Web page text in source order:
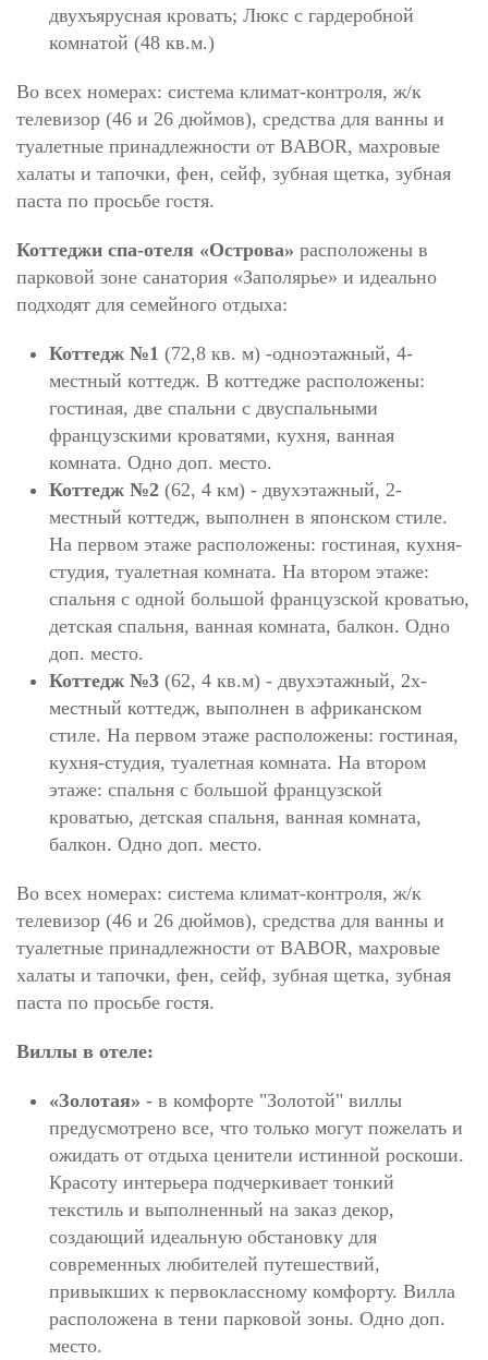
двухъярусная кровать; Люкс с гардеробной
комнатой (48 кв.м.)
Во всех номерах: система климат-контроля, ж/к
телевизор (46 и 26 дюймов), средства для ванны и
туалетные принадлежности от BABOR, махровые
халаты и тапочки, фен, сейф, зубная щетка, зубная
паста по просьбе гостя.
Коттеджи спа-отеля «Острова» расположены в
парковой зоне санатория «Заполярье» и идеально
подходят для семейного отдыха:
Коттедж №1 (72,8 кв. м) -одноэтажный, 4-
местный коттедж. В коттедже расположены:
гостиная, две спальни с двуспальными
французскими кроватями, кухня, ванная
комната. Одно доп. место.
Коттедж №2 (62, 4 км) - двухэтажный, 2-
местный коттедж, выполнен в японском стиле.
На первом этаже расположены: гостиная, кухня-
студия, туалетная комната. На втором этаже:
спальня с одной большой французской кроватью,
детская спальня, ванная комната, балкон. Одно
доп. место.
Коттедж №3 (62, 4 кв.м) - двухэтажный, 2х-
местный коттедж, выполнен в африканском
стиле. На первом этаже расположены: гостиная,
кухня-студия, туалетная комната. На втором
этаже: спальня с большой французской
кроватью, детская спальня, ванная комната,
балкон. Одно доп. место.
Во всех номерах: система климат-контроля, ж/к
телевизор (46 и 26 дюймов), средства для ванны и
туалетные принадлежности от BABOR, махровые
халаты и тапочки, фен, сейф, зубная щетка, зубная
паста по просьбе гостя.
Виллы в отеле:
«Золотая» - в комфорте "Золотой" виллы
предусмотрено все, что только могут пожелать и
ожидать от отдыха ценители истинной роскоши.
Красоту интерьера подчеркивает тонкий
текстиль и выполненный на заказ декор,
создающий идеальную обстановку для
современных любителей путешествий,
привыкших к первоклассному комфорту. Вилла
расположена в тени парковой зоны. Одно доп.
место.